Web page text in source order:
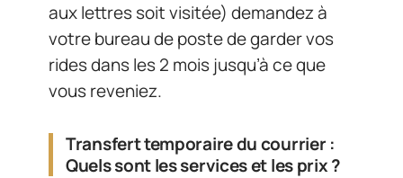
aux lettres soit visitée) demandez à
votre bureau de poste de garder vos
rides dans les 2 mois jusqu’à ce que
vous reveniez.
Transfert temporaire du courrier :
Quels sont les services et les prix ?